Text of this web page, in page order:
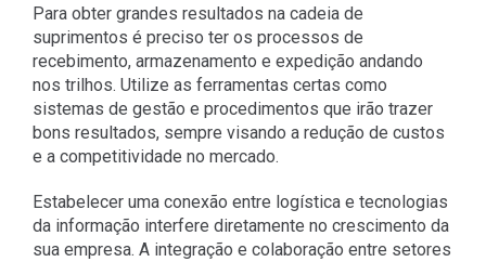
Para obter grandes resultados na cadeia de
suprimentos é preciso ter os processos de
recebimento, armazenamento e expedição andando
nos trilhos. Utilize as ferramentas certas como
sistemas de gestão e procedimentos que irão trazer
bons resultados, sempre visando a redução de custos
e a competitividade no mercado.
Estabelecer uma conexão entre logística e tecnologias
da informação interfere diretamente no crescimento da
sua empresa. A integração e colaboração entre setores